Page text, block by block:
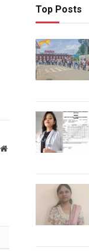
Website
Top Posts